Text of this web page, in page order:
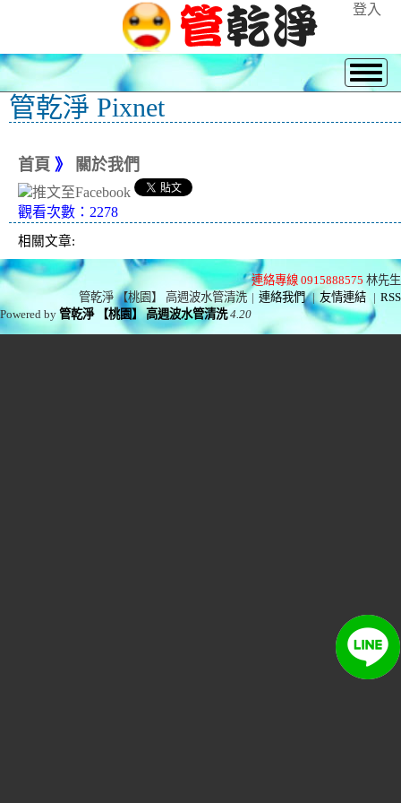
登入
管乾淨 Pixnet
首頁 》 關於我們
觀看次數：2278
相關文章:
連絡專線 0915888575 林先生
管乾淨 【桃園】 高週波水管清洗 | 連絡我們 | 友情連結 | RSS
Powered by管乾淨 【桃園】 高週波水管清洗 4.20